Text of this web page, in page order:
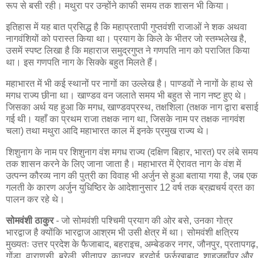
रूप से बसी रही। मथुरा पर उन्होंने काफी समय तक शासन भी किया।
इतिहास में यह बात प्रसिद्ध है कि महाप्रतापी गुप्तवंशी राजाओं ने शक अथवा
नागवंशियों को परास्त किया था। प्रयाग के किले के भीतर जो स्तम्भलेख है,
उसमें स्पष्ट लिखा है कि महाराज समुद्रगुप्त ने गणपति नाग को पराजित किया
था। इस गणपति नाग के सिक्के बहुत मिलते हैं।
महाभारत में भी कई स्थानों पर नागों का उल्लेख है। पाण्डवों ने नागों के हाथ से
मगध राज्य छीना था। खाण्डव वन जलाते समय भी बहुत से नाग नष्ट हुए थे।
जिसका अर्थ यह हुआ कि मगध, खाण्डवप्रस्थ, तक्षशिला (तक्षक नाग द्वारा बसाई
गई थी। यहाँ का प्रथम राजा तक्षक नाग था, जिसके नाम पर तक्षक नागवंश
चला) तथा मथुरा आदि महाभारत काल में इनके प्रमुख राज्य थे।
शिशुनाग के नाम पर शिशुनाग वंश मगध राज्य (दक्षिण बिहार, भारत) पर लंबे समय
तक शासन करने के लिए जाना जाता है। महाभारत में ऐरावत नाग के वंश में
उत्पन्न कौरव्य नाग की पुत्री का विवाह भी अर्जुन से हुआ बताया गया है, जब एक
गलती के कारण अर्जुन युधिष्ठिर के आदेशानुसार 12 वर्ष तक ब्रह्मचर्य व्रत का
पालन कर रहे थे।
सोमवंशी ठाकुर- जो सोमवंशी पश्चिमी प्रयाग की ओर बसे, उनका गोत्र
भारद्वाज है क्योंकि भारद्वाज आश्रम भी उसी क्षेत्र में था। सोमवंशी क्षत्रिय
मुख्यतः उत्तर प्रदेश के फैजाबाद, बहराइच, अम्बेडकर नगर, जौनपुर, प्रतापगढ़,
गोंडा, वाराणसी, बरेली, सीतापुर, कानपुर, हरदोई, फर्रुखाबाद, शाहजहाँपुर और